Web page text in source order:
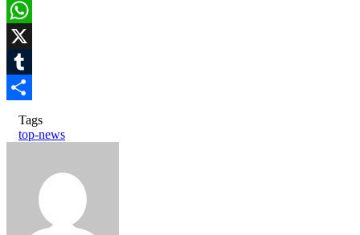
Pinterest
WhatsApp
X
Tumblr
Share
Tags
top-news